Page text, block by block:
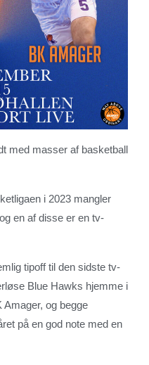
med masser af basketball
i 2023 mangler
en af disse er en tv-
tipoff til den sidste tv-
Blue Hawks hjemme i
og begge
på en god note med en